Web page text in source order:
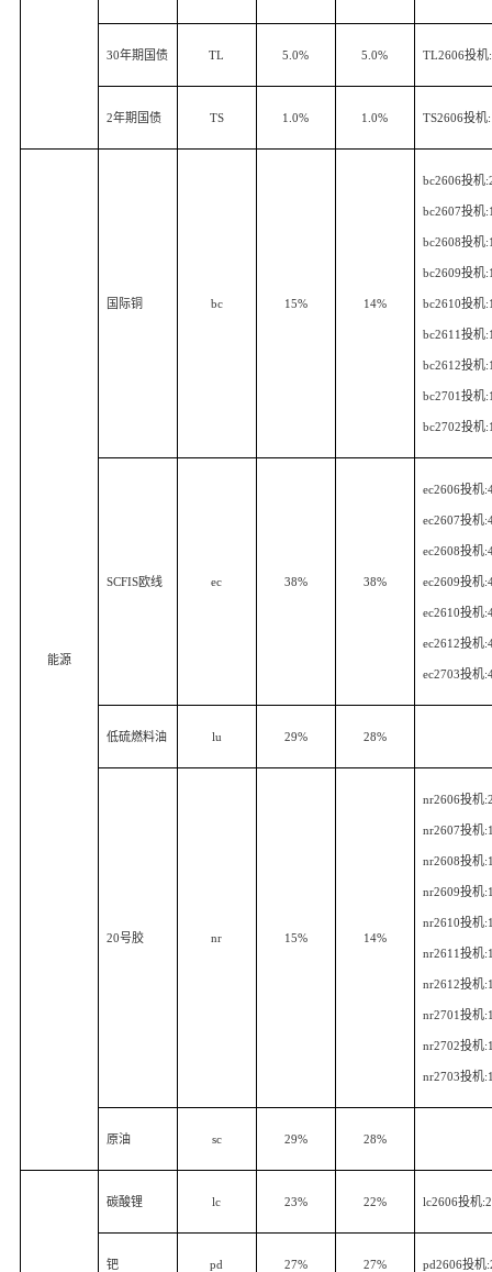
30年期国债 TL 5.0% 5.0% TL2606投机
2年期国债 TS 1.0% 1.0% TS2606投机
能源
国际铜 bc 15% 14%
bc2606投机
bc2607投机
bc2608投机
bc2609投机
bc2610投机
bc2611投机
bc2612投机
bc2701投机
bc2702投机
SCFIS欧线 ec 38% 38%
ec2606投机
ec2607投机
ec2608投机
ec2609投机
ec2610投机
ec2612投机
ec2703投机
低硫燃料油 lu 29% 28%
20号胶 nr 15% 14%
nr2606投机
nr2607投机
nr2608投机
nr2609投机
nr2610投机
nr2611投机
nr2612投机
nr2701投机
nr2702投机
nr2703投机
原油 sc 29% 28%
碳酸锂 lc 23% 22% lc2606投机
钯 pd 27% 27% pd2606投机